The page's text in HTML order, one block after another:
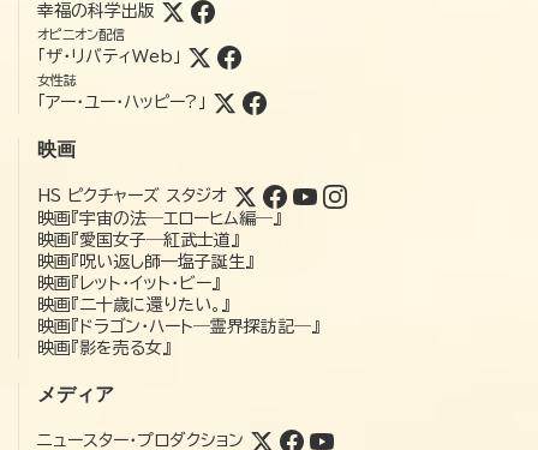
幸福の科学出版
オピニオン配信
「ザ・リバティWeb」
女性誌
「アー・ユー・ハッピー?」
映画
HS ピクチャーズ スタジオ
映画『宇宙の法―エローヒム編―』
映画『愛国女子―紅武士道』
映画『呪い返し師—塩子誕生』
映画『レット・イット・ビー』
映画『二十歳に還りたい。』
映画『ドラゴン・ハート―霊界探訪記―』
映画『影を売る女』
メディア
ニュースター・プロダクション